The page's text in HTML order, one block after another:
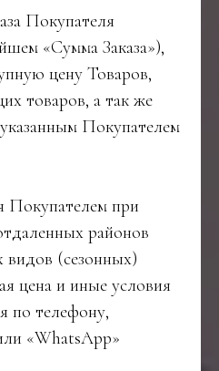
Покупателя
«Сумма Заказа»),
цену Товаров,
товаров, а так же
Покупателем
Покупателем при
районов
видов (сезонных)
цена и иные условия
по телефону,
«WhatsApp»